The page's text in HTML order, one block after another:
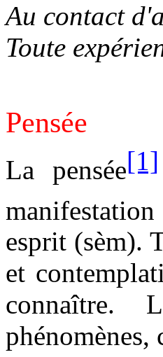
Au contact
Toute
Pensée
La pensée[1]
esprit (sèm).
et
connaître.